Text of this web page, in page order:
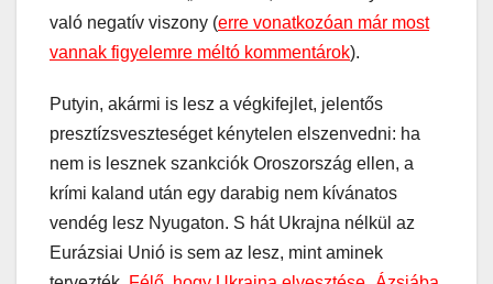
való negatív viszony (erre vonatkozóan már most
vannak figyelemre méltó kommentárok).
Putyin, akármi is lesz a végkifejlet, jelentős
presztízsveszteséget kénytelen elszenvedni: ha
nem is lesznek szankciók Oroszország ellen, a
krími kaland után egy darabig nem kívánatos
vendég lesz Nyugaton. S hát Ukrajna nélkül az
Eurázsiai Unió is sem az lesz, mint aminek